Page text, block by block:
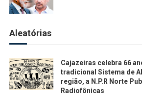
Aleatórias
Cajazeiras celebra 66
tradicional Sistema de
região, a N.P.R Norte
Radiofônicas